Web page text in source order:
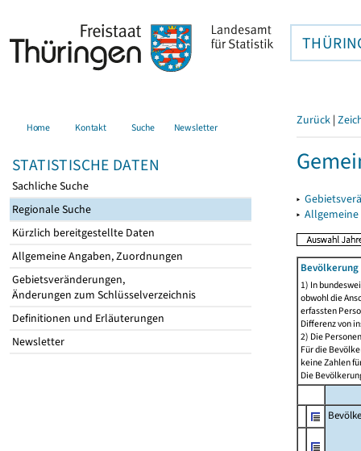
Home Kontakt Suche Newsletter
STATISTISCHE DATEN
Sachliche Suche
Regionale Suche
Kürzlich bereitgestellte Daten
Allgemeine Angaben, Zuordnungen
Gebietsveränderungen,
Änderungen zum Schlüsselverzeichnis
Definitionen und Erläuterungen
Newsletter
Zurück |
▸
▸
1) In
obwohl die
erfassten
Differenz von
2) Die
Für die
keine Zahlen
Die